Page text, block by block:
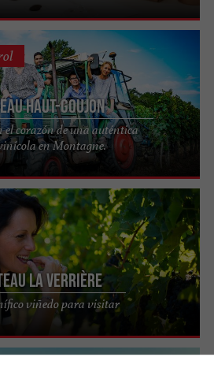
Haut-Goujon
el corazón de una auténtica
en Montagne.
La Verrière
viñedo para visitar